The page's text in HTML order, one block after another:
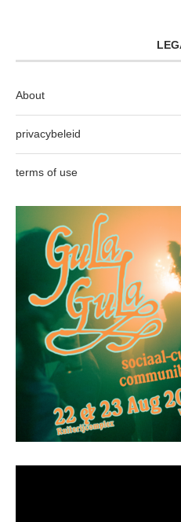
About
privacybeleid
terms of use